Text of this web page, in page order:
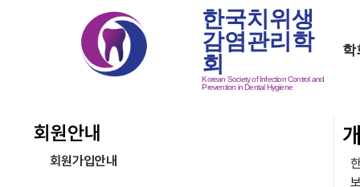
한국치위생
감염관리학
회
Korean Society of Infection Control and
Prevention in Dental Hygiene
학
회원안내
회원가입안내